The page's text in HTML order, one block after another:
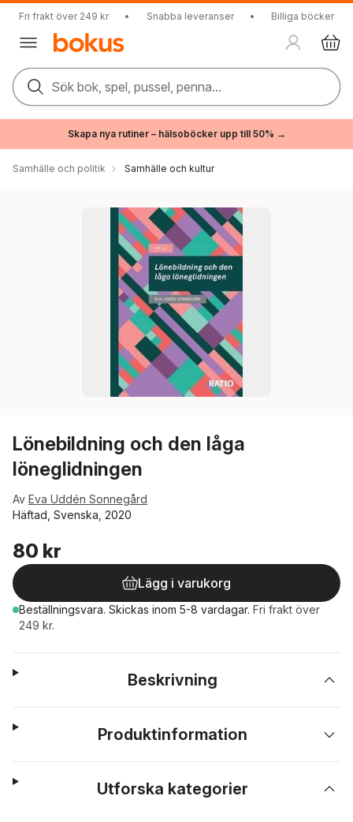
Fri frakt över 249 kr • Snabba leveranser • Billiga böcker
Sök bok, spel, pussel, penna...
Skapa nya rutiner – hälsoböcker upp till 50% →
Samhälle och politik Samhälle och kultur
Lönebildning och den låga
löneglidningen
Av Eva Uddén Sonnegård
Häftad, Svenska, 2020
80 kr
Lägg i varukorg
Beställningsvara. Skickas inom 5-8 vardagar. Fri frakt över
249 kr.
Beskrivning
Produktinformation
Utforska kategorier